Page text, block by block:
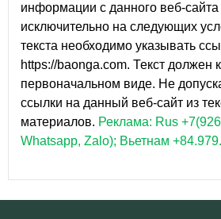
информации с данного веб-
исключительно на следующих
текста необходимо указывать
https://baonga.com. Текст должен
первоначальном виде. Не
ссылки на данный веб-сайт из
материалов. Реклама: Rus
Whatsapp, Zalo); Вьетнам